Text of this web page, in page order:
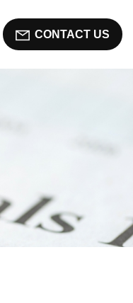
CONTACT US